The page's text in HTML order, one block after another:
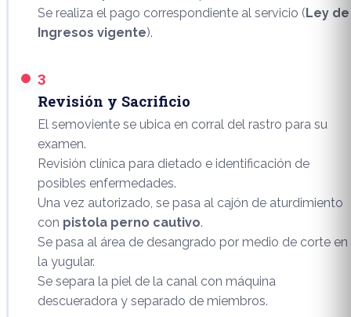
Se realiza el pago correspondiente al servicio (Ley de
Ingresos vigente).
3
Revisión y Sacrificio
El semoviente se ubica en corral del rastro para su
examen.
Revisión clínica para dietado e identificación de
posibles enfermedades.
Una vez autorizado, se pasa al cajón de aturdimiento
con pistola perno cautivo.
Se pasa al área de desangrado por medio de corte en
la yugular.
Se separa la piel de la canal con máquina
descueradora y separado de miembros.